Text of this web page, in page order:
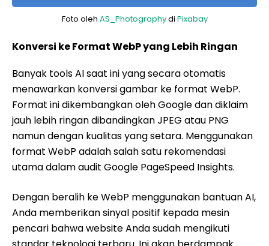
Foto oleh AS_Photographydi Pixabay
Konversi ke Format WebP yang Lebih Ringan
Banyak tools AI saat ini yang secara otomatis
menawarkan konversi gambar ke format WebP.
Format ini dikembangkan oleh Google dan diklaim
jauh lebih ringan dibandingkan JPEG atau PNG
namun dengan kualitas yang setara. Menggunakan
format WebP adalah salah satu rekomendasi
utama dalam audit Google PageSpeed Insights.
Dengan beralih ke WebP menggunakan bantuan AI,
Anda memberikan sinyal positif kepada mesin
pencari bahwa website Anda sudah mengikuti